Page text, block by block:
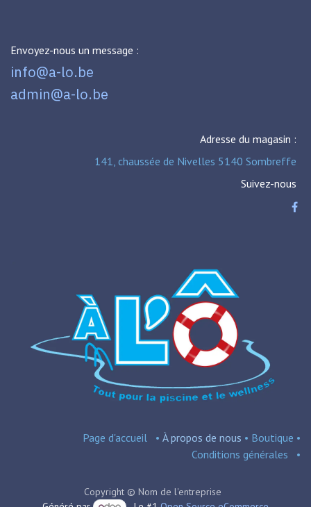
Envoyez-nous un message :
info@a-lo.be
admin@a-lo.be
Adresse du magasin :
141, chaussée de Nivelles 5140 Sombreffe
Suivez-nous
Page d'accueil • À propos de nous • Boutique •
Conditions générales •
Copyright © Nom de l'entreprise